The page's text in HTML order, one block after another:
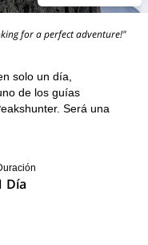
for a perfect adventure!"
solo un día,
de los guías
Será una
Día